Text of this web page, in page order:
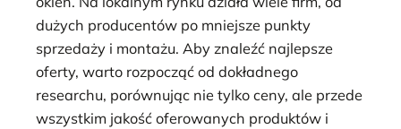
dużych producentów po mniejsze punkty
sprzedaży i montażu. Aby znaleźć najlepsze
oferty, warto rozpocząć od dokładnego
researchu, porównując nie tylko ceny, ale przede
wszystkim jakość oferowanych produktów i